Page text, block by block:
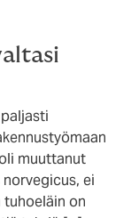
muuttanut
ei
tuhoeläin on